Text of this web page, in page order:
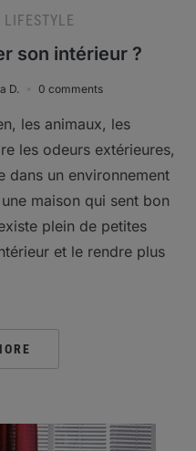
LIFESTYLE
son intérieur ?
D. 0 comments
les animaux, les
les odeurs extérieures,
dans un environnement
maison qui sent bon
plein de petites
et le rendre plus